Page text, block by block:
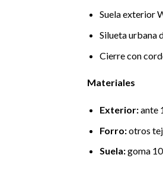
Suela exterior
Silueta urbana
Cierre con
Materiales
Exterior:ante
Forro:otros
Suela:goma